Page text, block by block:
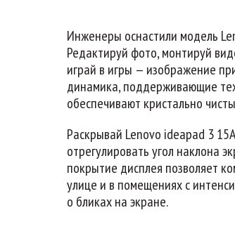
Инженеры оснастили модель
Редактируй фото, монтируй
играй в игры — изображение
динамика, поддерживающие
обеспечивают кристально
Раскрывай Lenovo ideapad 3
отрегулировать угол наклона
покрытие дисплея позволяет
улице и в помещениях с
о бликах на экране.